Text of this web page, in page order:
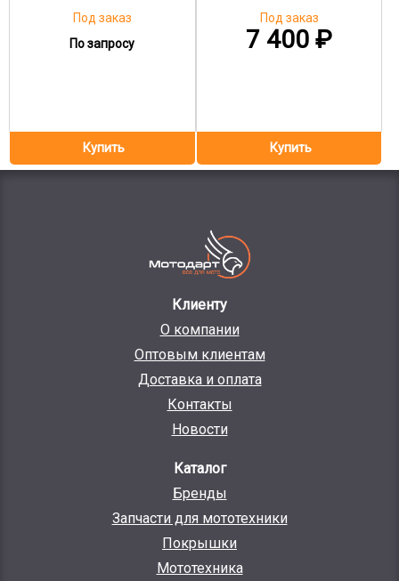
По запросу
Под заказ
7 400₽
Под заказ
Клиенту
О компании
Оптовым клиентам
Доставка и оплата
Контакты
Новости
Каталог
Бренды
Запчасти для мототехники
Покрышки
Мототехника